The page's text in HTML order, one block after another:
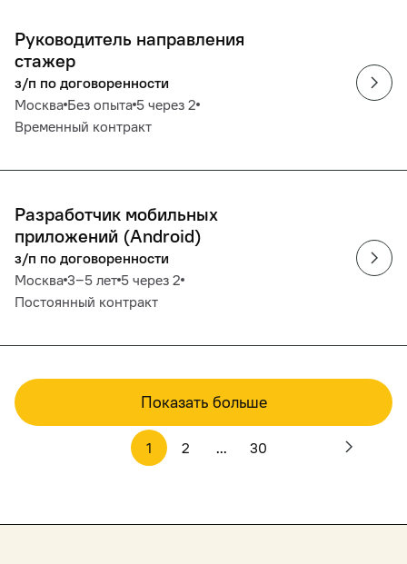
Руководитель направления
стажер
з/п по договоренности
Москва Без опыта 5 через 2
Временный контракт
Разработчик мобильных
приложений (Android)
з/п по договоренности
Москва 3‒5 лет 5 через 2
Постоянный контракт
Показать больше
1 2 ... 30